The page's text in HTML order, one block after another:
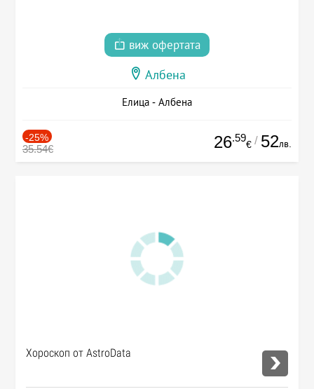
виж офертата
Албена
Елица - Албена
-25%
35.54€ 26.59
€ / 52лв.
Хороскоп от AstroData